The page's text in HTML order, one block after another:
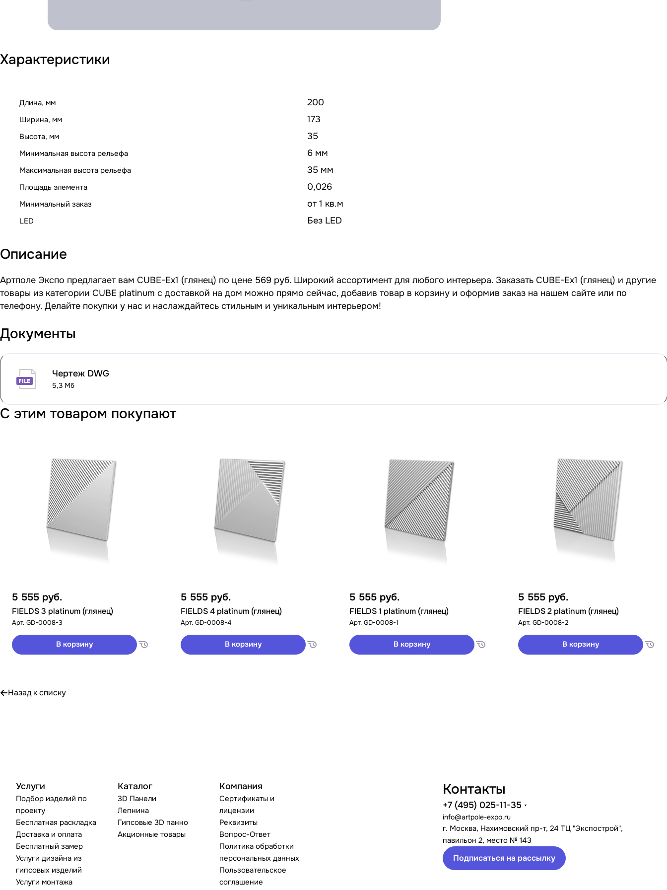
Характеристики
Длина, мм 200
Ширина, мм 173
Высота, мм 35
Минимальная высота рельефа 6 мм
Максимальная высота рельефа 35 мм
Площадь элемента 0,026
Минимальный заказ от 1 кв.м
LED Без LED
Описание
Артполе Экспо предлагает вам CUBE-Ex1 (глянец) по цене 569 руб. Широкий ассортимент для любого интерьера. Заказать CUBE-Ex1 (глянец) и другие
товары из категории CUBE platinum с доставкой на дом можно прямо сейчас, добавив товар в корзину и оформив заказ на нашем сайте или по
телефону. Делайте покупки у нас и наслаждайтесь стильным и уникальным интерьером!
Документы
Чертеж DWG
5,3 Мб
С этим товаром покупают
5 555 руб.
FIELDS 3 platinum (глянец)
Арт. GD-0008-3
В корзину
5 555 руб.
FIELDS 4 platinum (глянец)
Арт. GD-0008-4
В корзину
5 555 руб.
FIELDS 1 platinum (глянец)
Арт. GD-0008-1
В корзину
5 555 руб.
FIELDS 2 platinum (глянец)
Арт. GD-0008-2
В корзину
Назад к списку
Услуги
Подбор изделий по
проекту
Бесплатная раскладка
Доставка и оплата
Бесплатный замер
Услуги дизайна из
гипсовых изделий
Услуги монтажа
Каталог
3D Панели
Лепнина
Гипсовые 3D панно
Акционные товары
Компания
Сертификаты и
лицензии
Реквизиты
Вопрос-Ответ
Политика обработки
персональных данных
Пользовательское
соглашение
Контакты
+7 (495) 025-11-35
info@artpole-expo.ru
г. Москва, Нахимовский пр-т, 24 ТЦ "Экспострой",
павильон 2, место № 143
Подписаться на рассылку